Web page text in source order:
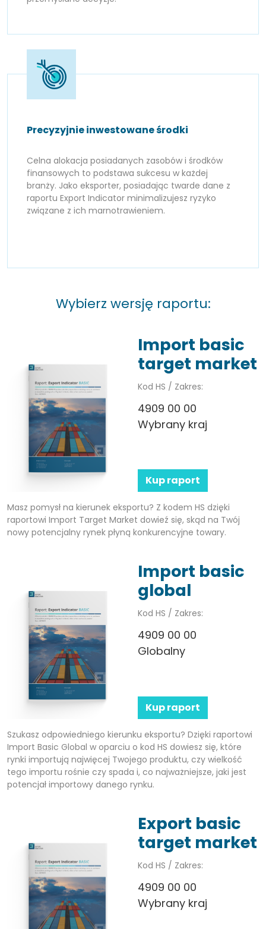
Precyzyjnie inwestowane środki
Celna alokacja posiadanych zasobów i środków
finansowych to podstawa sukcesu w każdej
branży. Jako eksporter, posiadając twarde dane z
raportu Export Indicator minimalizujesz ryzyko
związane z ich marnotrawieniem.
Wybierz wersję raportu:
Import basic
target market
Kod HS / Zakres:
4909 00 00
Wybrany kraj
Kup raport
Masz pomysł na kierunek eksportu? Z kodem HS dzięki
raportowi Import Target Market dowieź się, skąd na Twój
nowy potencjalny rynek płyną konkurencyjne towary.
Import basic
global
Kod HS / Zakres:
4909 00 00
Globalny
Kup raport
Szukasz odpowiedniego kierunku eksportu? Dzięki raportowi
Import Basic Global w oparciu o kod HS dowiesz się, które
rynki importują najwięcej Twojego produktu, czy wielkość
tego importu rośnie czy spada i, co najważniejsze, jaki jest
potencjał importowy danego rynku.
Export basic
target market
Kod HS / Zakres:
4909 00 00
Wybrany kraj